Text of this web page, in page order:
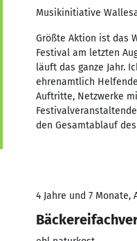
Musikinitiative
Größte Aktion ist das
Festival am letzten
läuft das ganze Jahr.
ehrenamtlich
Auftritte, Netzwerke
den Gesamtablauf
4 Jahre und 7 Monate,